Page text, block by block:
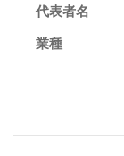
代表者名
業種